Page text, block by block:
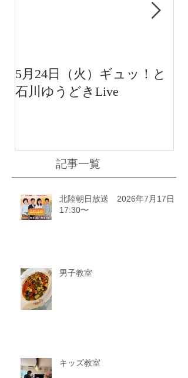
5月24日（火）ギュッ！と
石川ゆうどきLive
記事一覧
北陸朝日放送 2026年7月17日
17:30〜
男子教室
キッズ教室